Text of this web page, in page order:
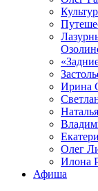
Ирина
Олег
Илона
Афиша